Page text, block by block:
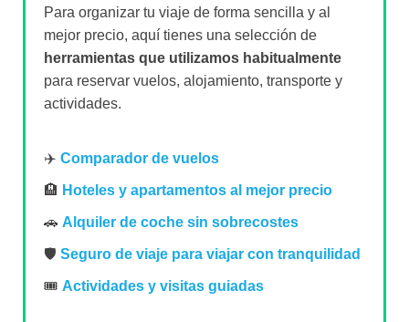
Para organizar tu viaje de forma sencilla y al
mejor precio, aquí tienes una selección de
herramientas que utilizamos habitualmente
para reservar vuelos, alojamiento, transporte y
actividades.
✈️ Comparador de vuelos
🏨 Hoteles y apartamentos al mejor precio
🚗 Alquiler de coche sin sobrecostes
🛡️ Seguro de viaje para viajar con tranquilidad
🎟️ Actividades y visitas guiadas